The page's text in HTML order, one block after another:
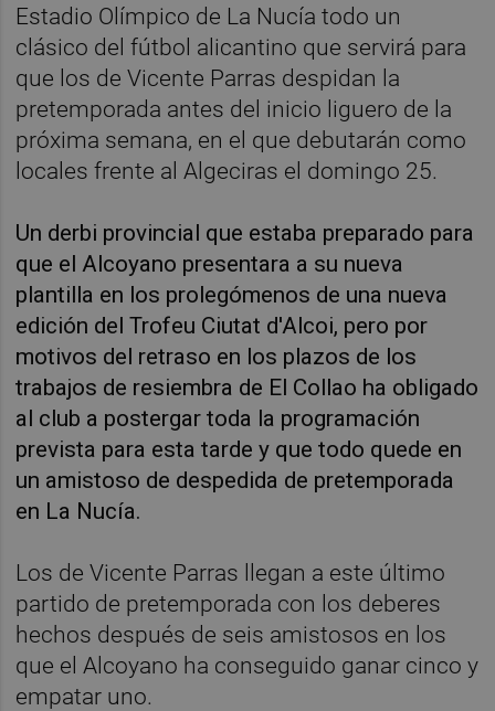
Estadio Olímpico de La Nucía todo un
clásico del fútbol alicantino que servirá para
que los de Vicente Parras despidan la
pretemporada antes del inicio liguero de la
próxima semana, en el que debutarán como
locales frente al Algeciras el domingo 25.
Un derbi provincial que estaba preparado para
que el Alcoyano presentara a su nueva
plantilla en los prolegómenos de una nueva
edición del Trofeu Ciutat d'Alcoi, pero por
motivos del retraso en los plazos de los
trabajos de resiembra de El Collao ha obligado
al club a postergar toda la programación
prevista para esta tarde y que todo quede en
un amistoso de despedida de pretemporada
en La Nucía.
Los de Vicente Parras llegan a este último
partido de pretemporada con los deberes
hechos después de seis amistosos en los
que el Alcoyano ha conseguido ganar cinco y
empatar uno.